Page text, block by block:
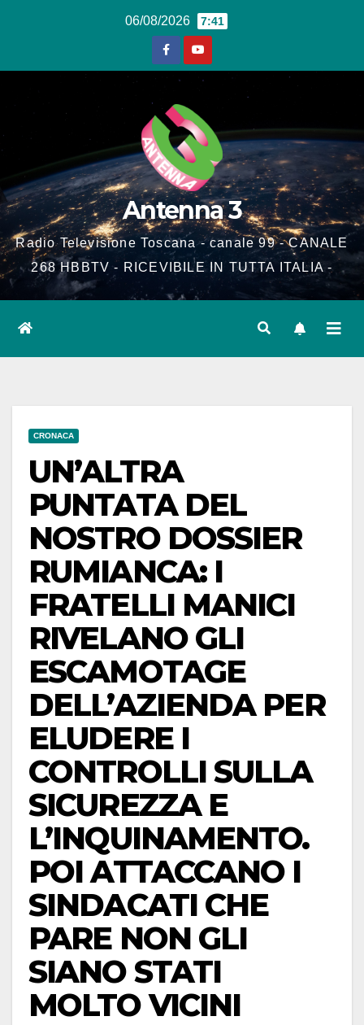
06/08/2026 7:41
Antenna 3
Radio Televisione Toscana - canale 99 - CANALE
268 HBBTV - RICEVIBILE IN TUTTA ITALIA -
CRONACA
UN’ALTRA
PUNTATA DEL
NOSTRO DOSSIER
RUMIANCA: I
FRATELLI MANICI
RIVELANO GLI
ESCAMOTAGE
DELL’AZIENDA PER
ELUDERE I
CONTROLLI SULLA
SICUREZZA E
L’INQUINAMENTO.
POI ATTACCANO I
SINDACATI CHE
PARE NON GLI
SIANO STATI
MOLTO VICINI